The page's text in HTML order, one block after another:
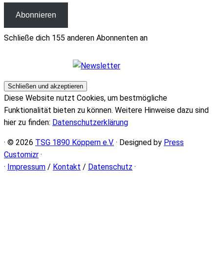
Abonnieren
Schließe dich 155 anderen Abonnenten an
Diese Website nutzt Cookies, um bestmögliche
Funktionalität bieten zu können. Weitere Hinweise dazu sind
hier zu finden: Datenschutzerklärung
· © 2026 TSG 1890 Köppern e.V. · Designed by Press
Customizr ·
· Impressum / Kontakt / Datenschutz ·